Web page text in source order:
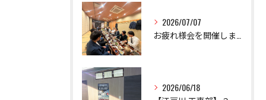
2026/07/07
2026/06/18